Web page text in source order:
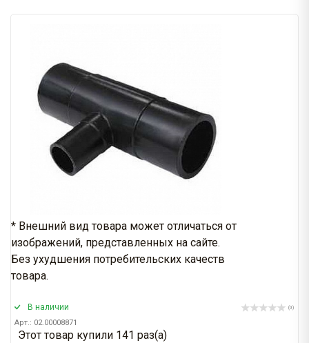
* Внешний вид товара может отличаться от
изображений, представленных на сайте.
Без ухудшения потребительских качеств
товара.
В наличии
Арт.: 02.00008871
(0)
Этот товар купили 141 раз(a)